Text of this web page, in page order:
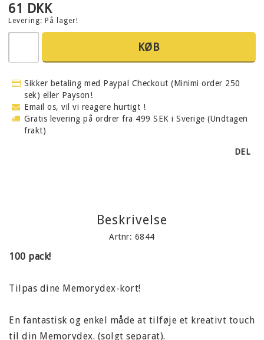
61 DKK
Levering: På lager!
KØB
Sikker betaling med Paypal Checkout (Minimi order 250
sek) eller Payson!
Email os, vil vi reagere hurtigt !
Gratis levering på ordrer fra 499 SEK i Sverige (Undtagen
frakt)
DEL
Beskrivelse
Artnr: 6844
100 pack!
Tilpas dine Memorydex-kort!
En fantastisk og enkel måde at tilføje et kreativt touch
til din Memorydex. (solgt separat).